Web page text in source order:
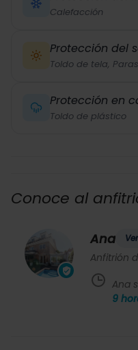
Calefacción
Protección del
Toldo de tela,
Protección en
Toldo de plástico
Conoce al
Ana
Anfitrión
Ana
9